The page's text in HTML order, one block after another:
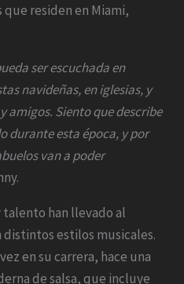
que residen en Miami,
ser escuchada en
navideñas, en iglesias, y
amigos. Siento que describe
durante esta época, y por
van a poder
han llevado al
estilos musicales.
en su carrera, hace una
de salsa, que incluye